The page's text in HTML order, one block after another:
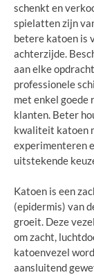
schenkt en
spielatten zijn
betere katoen is
achterzijde.
aan elke
professionele
met enkel goede
klanten. Beter
kwaliteit katoen
experimenteren
uitstekende
Katoen is een
(epidermis) van
groeit. Deze
om zacht,
katoenvezel
aansluitend